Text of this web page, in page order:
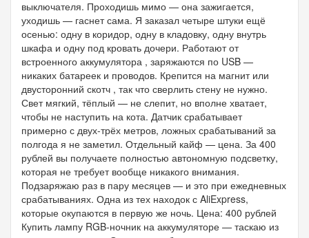
выключателя. Проходишь мимо — она зажигается,
уходишь — гаснет сама. Я заказал четыре штуки ещё
осенью: одну в коридор, одну в кладовку, одну внутрь
шкафа и одну под кровать дочери. Работают от
встроенного аккумулятора , заряжаются по USB —
никаких батареек и проводов. Крепится на магнит или
двусторонний скотч , так что сверлить стену не нужно.
Свет мягкий, тёплый — не слепит, но вполне хватает,
чтобы не наступить на кота. Датчик срабатывает
примерно с двух-трёх метров, ложных срабатываний за
полгода я не заметил. Отдельный кайф — цена. За 400
рублей вы получаете полностью автономную подсветку,
которая не требует вообще никакого внимания.
Подзаряжаю раз в пару месяцев — и это при ежедневных
срабатываниях. Одна из тех находок с AliExpress,
которые окупаются в первую же ночь. Цена: 400 рублей
Купить лампу RGB-ночник на аккумуляторе — таскаю из